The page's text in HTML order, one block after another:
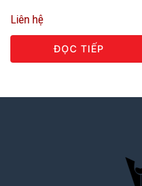
Liên hệ
ĐỌC TIẾP